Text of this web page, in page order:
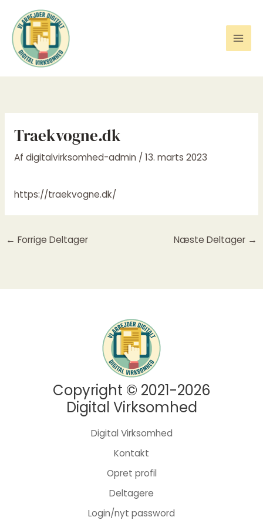
indholdet
Traekvogne.dk
Af digitalvirksomhed-admin / 13. marts 2023
https://traekvogne.dk/
← Forrige Deltager Næste Deltager →
Copyright © 2021-2026
Digital Virksomhed
Digital Virksomhed
Kontakt
Opret profil
Deltagere
Login/nyt password